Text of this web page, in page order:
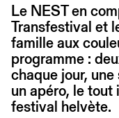
Le NEST en
Transfestival et
famille aux
programme :
chaque jour,
un apéro, le
festival helvète.